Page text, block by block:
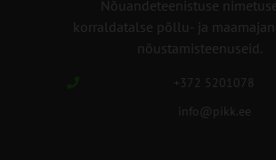
Nõuandeteenistuse
korraldatalse põllu- ja
nõustamisteenuseid.
+372 5201078
info@pikk.ee